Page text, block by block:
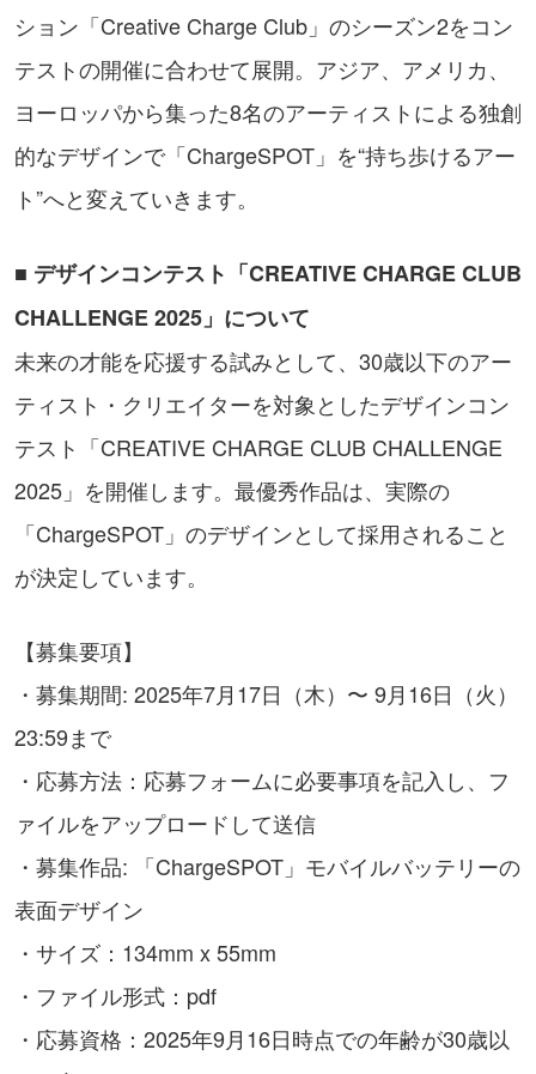
ション「Creative Charge Club」のシーズン2をコン
テストの開催に合わせて展開。アジア、アメリカ、
ヨーロッパから集った8名のアーティストによる独創
的なデザインで「ChargeSPOT」を“持ち歩けるアー
ト”へと変えていきます。
■ デザインコンテスト「CREATIVE CHARGE CLUB
CHALLENGE 2025」について
未来の才能を応援する試みとして、30歳以下のアー
ティスト・クリエイターを対象としたデザインコン
テスト「CREATIVE CHARGE CLUB CHALLENGE
2025」を開催します。最優秀作品は、実際の
「ChargeSPOT」のデザインとして採用されること
が決定しています。
【募集要項】
・募集期間: 2025年7月17日（木）〜 9月16日（火）
23:59まで
・応募方法：応募フォームに必要事項を記入し、フ
ァイルをアップロードして送信
・募集作品: 「ChargeSPOT」モバイルバッテリーの
表面デザイン
・サイズ：134mm x 55mm
・ファイル形式：pdf
・応募資格：2025年9月16日時点での年齢が30歳以